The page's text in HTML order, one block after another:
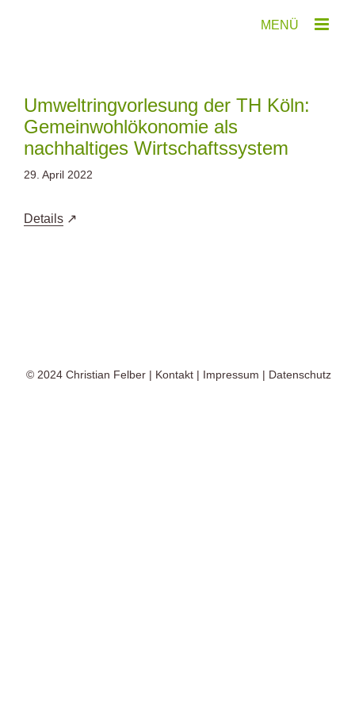
Umweltringvorlesung der TH Köln:
Gemeinwohlökonomie als
nachhaltiges Wirtschaftssystem
29. April 2022
Details
© 2024 Christian Felber | Kontakt | Impressum | Datenschutz